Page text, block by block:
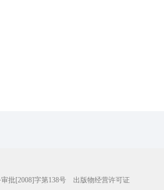
批[2008]字第138号 出版物经营许可证